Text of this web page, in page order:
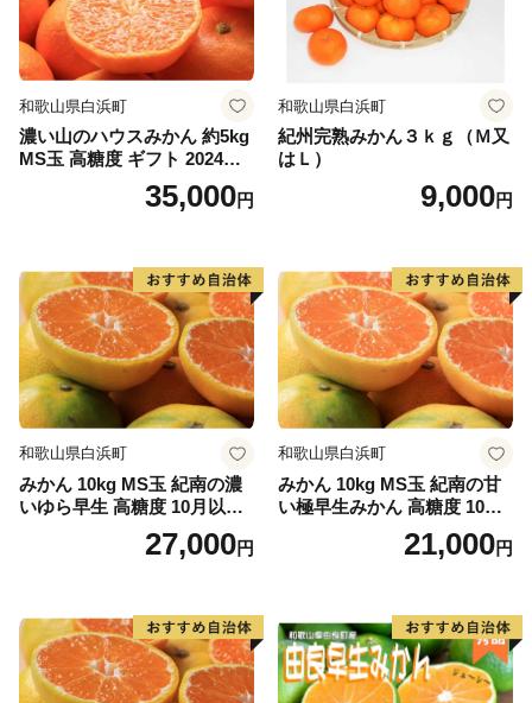
和歌山県白浜町
濃い山のハウスみかん 約5kg
MS玉 高糖度 ギフト 2024年7
35,000円
和歌山県白浜町
紀州完熟みかん３ｋｇ（Ｍ又
はＬ）
9,000円
和歌山県白浜町
みかん 10kg MS玉 紀南の濃
いゆら早生 高糖度 10月以降
発送 マルチ被覆栽培27,000円
和歌山県白浜町
みかん 10kg MS玉 紀南の甘
い極早生みかん 高糖度 10月
以降発送 マルチ被覆栽培
21,000円